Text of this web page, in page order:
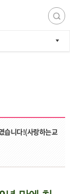
습니다!(사랑하는교